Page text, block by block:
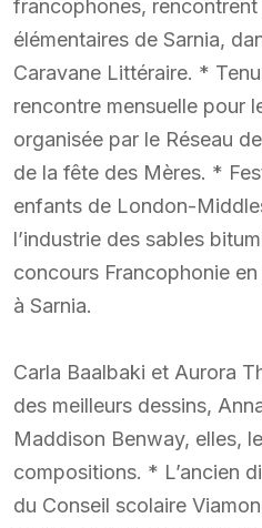
francophones,
élémentaires de Sarnia,
Caravane Littéraire. *
rencontre mensuelle pour
organisée par le Réseau
de la fête des Mères. *
enfants de London-
l’industrie des sables
concours Francophonie
à Sarnia.
Carla Baalbaki et Aurora
des meilleurs dessins,
Maddison Benway, elles,
compositions. * L’ancien
du Conseil scolaire